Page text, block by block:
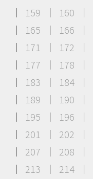
159
160
165
166
171
172
177
178
183
184
189
190
195
196
201
202
207
208
213
214